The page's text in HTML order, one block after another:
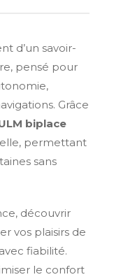
d’un savoir-
pensé pour
Grâce
biplace
permettant
sans
découvrir
vos plaisirs de
fiabilité.
le confort